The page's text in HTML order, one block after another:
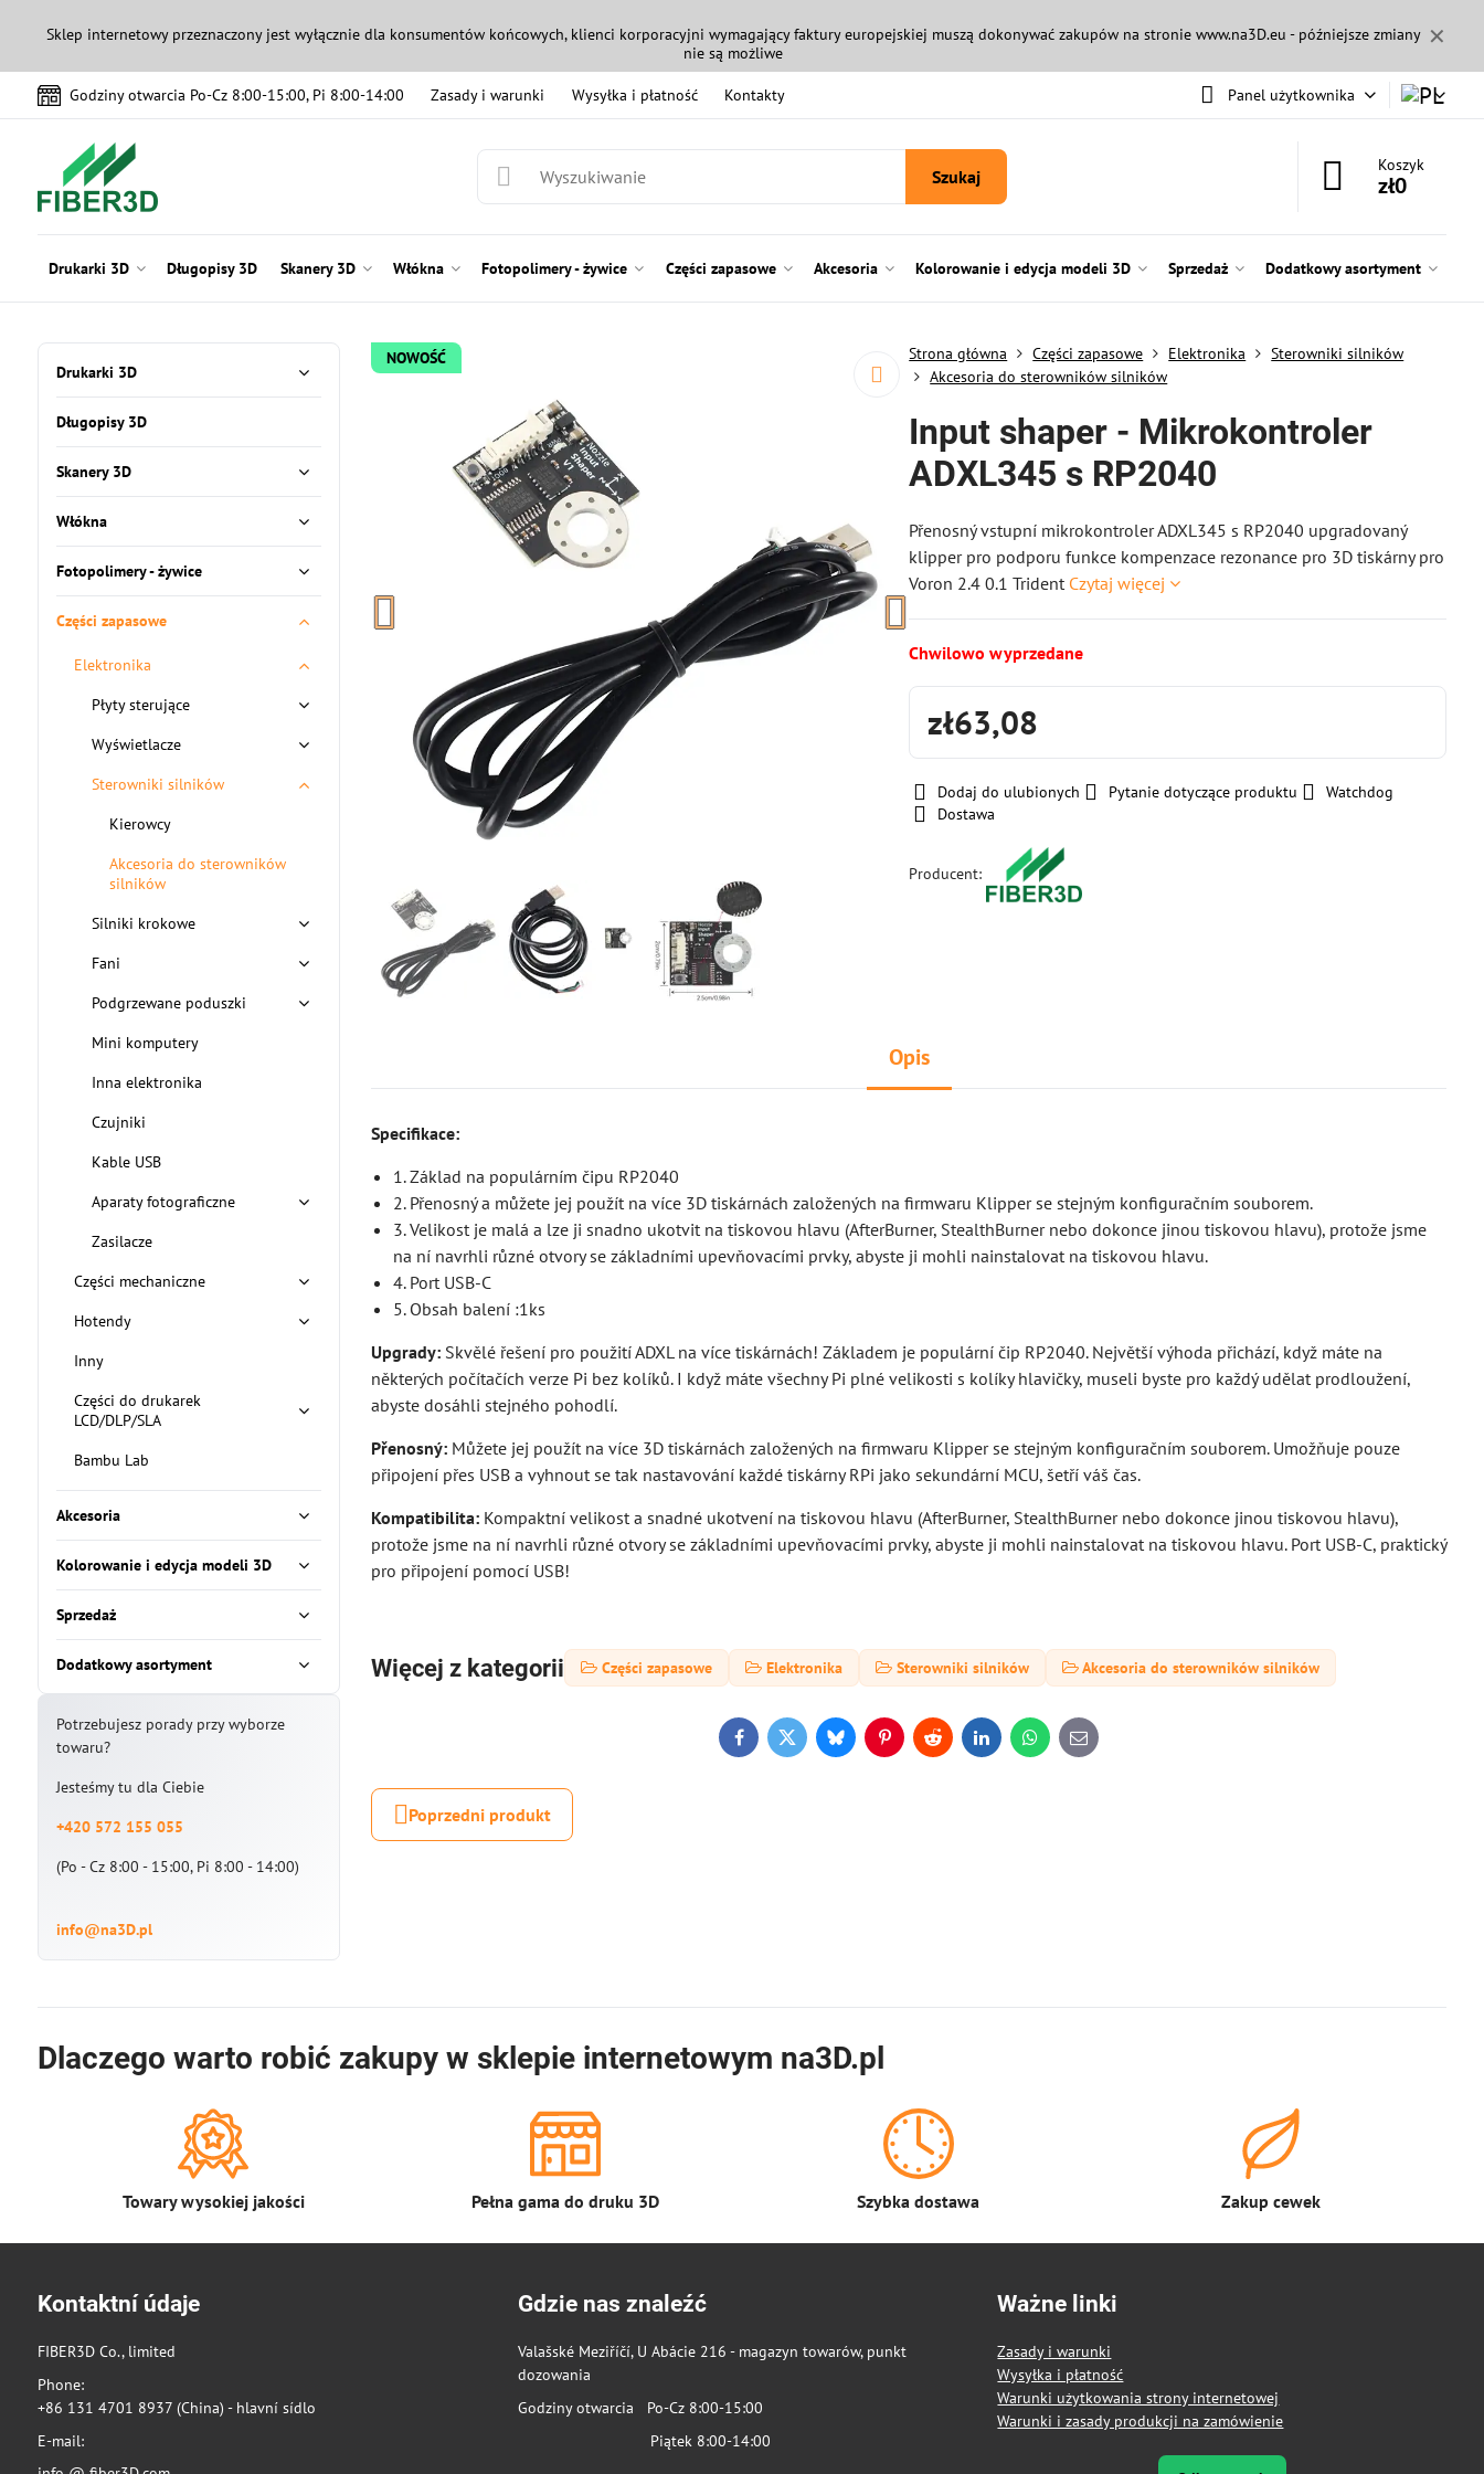
✕
Sklep internetowy przeznaczony jest wyłącznie dla konsumentów końcowych, klienci korporacyjni wymagający faktury europejskiej muszą dokonywać zakupów na stronie www.na3D.eu - późniejsze zmiany
nie są możliwe
Godziny otwarcia Po-Cz 8:00-15:00, Pi 8:00-14:00 Zasady i warunki Wysyłka i płatność Kontakty Panel użytkownika
Szukaj
Koszyk
zł0
Drukarki 3D Długopisy 3D Skanery 3D Włókna Fotopolimery - żywice Części zapasowe Akcesoria Kolorowanie i edycja modeli 3D Sprzedaż Dodatkowy asortyment
NOWOŚĆ Strona główna Części zapasowe Elektronika
Sterowniki silników
Akcesoria do sterowników silników
Input shaper - Mikrokontroler
ADXL345 s RP2040
Přenosný vstupní mikrokontroler ADXL345 s RP2040 upgradovaný
klipper pro podporu funkce kompenzace rezonance pro 3D tiskárny pro
Voron 2.4 0.1 Trident Czytaj więcej
Chwilowo wyprzedane
zł63,08
Dodaj do ulubionych Pytanie dotyczące produktu
Watchdog
Dostawa
Producent:
Opis
Specifikace:
1. Základ na populárním čipu RP2040
2. Přenosný a můžete jej použít na více 3D tiskárnách založených na firmwaru Klipper se stejným konfiguračním souborem.
3. Velikost je malá a lze ji snadno ukotvit na tiskovou hlavu (AfterBurner, StealthBurner nebo dokonce jinou tiskovou hlavu), protože jsme
na ní navrhli různé otvory se základními upevňovacími prvky, abyste ji mohli nainstalovat na tiskovou hlavu.
4. Port USB-C
5. Obsah balení :1ks
Upgrady: Skvělé řešení pro použití ADXL na více tiskárnách! Základem je populární čip RP2040. Největší výhoda přichází, když máte na
některých počítačích verze Pi bez kolíků. I když máte všechny Pi plné velikosti s kolíky hlavičky, museli byste pro každý udělat prodloužení,
abyste dosáhli stejného pohodlí.
Přenosný: Můžete jej použít na více 3D tiskárnách založených na firmwaru Klipper se stejným konfiguračním souborem. Umožňuje pouze
připojení přes USB a vyhnout se tak nastavování každé tiskárny RPi jako sekundární MCU, šetří váš čas.
Kompatibilita: Kompaktní velikost a snadné ukotvení na tiskovou hlavu (AfterBurner, StealthBurner nebo dokonce jinou tiskovou hlavu),
protože jsme na ní navrhli různé otvory se základními upevňovacími prvky, abyste ji mohli nainstalovat na tiskovou hlavu. Port USB-C, praktický
pro připojení pomocí USB!
Więcej z kategorii Części zapasowe Elektronika Sterowniki silników Akcesoria do sterowników silników
FacebookTwitterBlueskyPinterestRedditLinkedInWhatsApp
E-
mail
Poprzedni produkt
Drukarki 3D
Długopisy 3D
Skanery 3D
Włókna
Fotopolimery - żywice
Części zapasowe
Elektronika
Płyty sterujące
Wyświetlacze
Sterowniki silników
Kierowcy
Akcesoria do sterowników
silników
Silniki krokowe
Fani
Podgrzewane poduszki
Mini komputery
Inna elektronika
Czujniki
Kable USB
Aparaty fotograficzne
Zasilacze
Części mechaniczne
Hotendy
Inny
Części do drukarek
LCD/DLP/SLA
Bambu Lab
Akcesoria
Kolorowanie i edycja modeli 3D
Sprzedaż
Dodatkowy asortyment
Potrzebujesz porady przy wyborze
towaru?
Jesteśmy tu dla Ciebie
+420 572 155 055
(Po - Cz 8:00 - 15:00, Pi 8:00 - 14:00)
info@na3D.pl
Dlaczego warto robić zakupy w sklepie internetowym na3D.pl
Towary wysokiej jakości Pełna gama do druku 3D Szybka dostawa Zakup cewek
Kontaktní údaje
FIBER3D Co., limited
Phone:
+86 131 4701 8937 (China) - hlavní sídlo
E-mail:
Gdzie nas znaleźć
Valašské Meziříčí, U Abácie 216 - magazyn towarów, punkt
dozowania
Godziny otwarcia Po-Cz 8:00-15:00
Piątek 8:00-14:00
Ważne linki
Zasady i warunki
Wysyłka i płatność
Warunki użytkowania strony internetowej
Warunki i zasady produkcji na zamówienie